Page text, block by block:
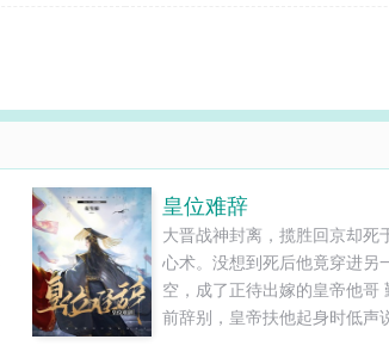
皇位难辞
大晋战神封离，揽胜回京却死
心术。没想到死后他竟穿进另
空，成了正待出嫁的皇帝他哥
前辞别，皇帝扶他起身时低声